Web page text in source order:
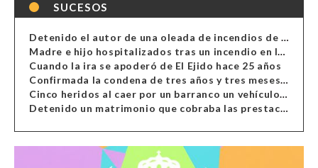
SUCESOS
Detenido el autor de una oleada de incendios de contenedores en Almería
Madre e hijo hospitalizados tras un incendio en la cocina de una vivienda en Almería
Cuando la ira se apoderó de El Ejido hace 25 años
Confirmada la condena de tres años y tres meses al hombre de Antas acusado de xenofobia
Cinco heridos al caer por un barranco un vehículo en Alcolea
Detenido un matrimonio que cobraba las prestaciones de ilegales en Almería, Granada, Málaga, Huelva y Murcia